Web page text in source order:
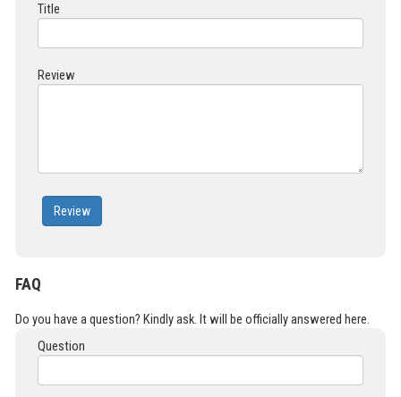
Title
Review
Review
FAQ
Do you have a question? Kindly ask. It will be officially answered here.
Question